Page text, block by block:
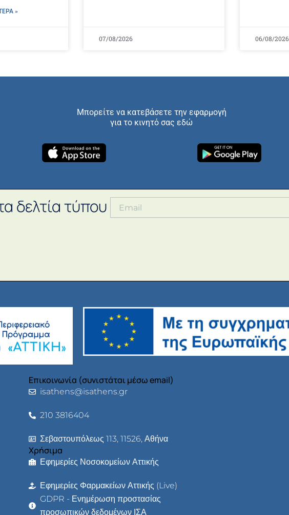
»
07/08/2026 06/08/2026
Μπορείτε να κατεβάσετε την εφαρμογή
για το κινητό σας εδώ
δελτία τύπου
Επικοινωνία (συνιστάται μέσω email)
isathens@isathens.gr
210 3816404
Σεβαστουπόλεως 113, 11526, Αθήνα
Χρήσιμα
Εφημερίες Νοσοκομείων Αττικής
Εφημερίες Φαρμακείων Αττικής (Live)
GDPR - Ενημέρωση προστασίας
προσωπικών δεδομένων ΙΣΑ